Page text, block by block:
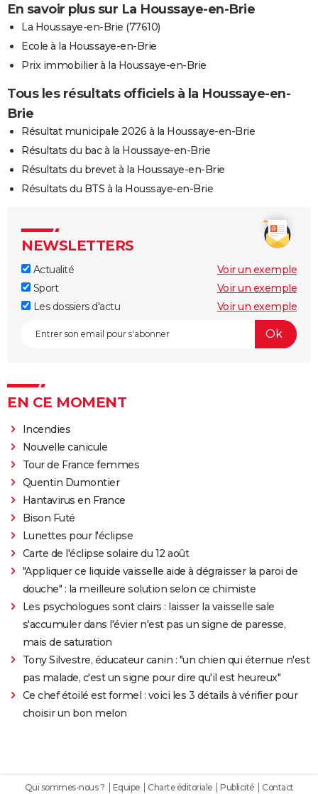
En savoir plus sur La Houssaye-en-Brie
La Houssaye-en-Brie (77610)
Ecole à la Houssaye-en-Brie
Prix immobilier à la Houssaye-en-Brie
Tous les résultats officiels à la Houssaye-en-
Brie
Résultat municipale 2026 à la Houssaye-en-Brie
Résultats du bac à la Houssaye-en-Brie
Résultats du brevet à la Houssaye-en-Brie
Résultats du BTS à la Houssaye-en-Brie
NEWSLETTERS
Actualité
Voir un exemple
Sport
Voir un exemple
Les dossiers d'actu
Voir un exemple
EN CE MOMENT
Incendies
Nouvelle canicule
Tour de France femmes
Quentin Dumontier
Hantavirus en France
Bison Futé
Lunettes pour l'éclipse
Carte de l'éclipse solaire du 12 août
"Appliquer ce liquide vaisselle aide à dégraisser la paroi de
douche" : la meilleure solution selon ce chimiste
Les psychologues sont clairs : laisser la vaisselle sale
s'accumuler dans l'évier n'est pas un signe de paresse,
mais de saturation
Tony Silvestre, éducateur canin : "un chien qui éternue n'est
pas malade, c'est un signe pour dire qu'il est heureux"
Ce chef étoilé est formel : voici les 3 détails à vérifier pour
choisir un bon melon
Qui sommes-nous ? Equipe Charte éditoriale Publicité Contact